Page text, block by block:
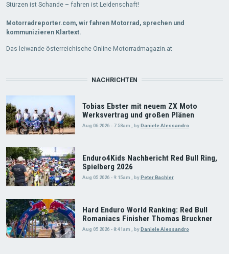
Stürzen ist Schande – fahren ist Leidenschaft!
Motorradreporter.com, wir fahren Motorrad, sprechen und
kommunizieren Klartext.
Das leiwande österreichische Online-Motorradmagazin.at
NACHRICHTEN
Tobias Ebster mit neuem ZX Moto
Werksvertrag und großen Plänen
Aug 06 2026 - 7:58am byDaniele Alessandro
Enduro4Kids Nachbericht Red Bull Ring,
Spielberg 2026
Aug 05 2026 - 9:15am byPeter Bachler
Hard Enduro World Ranking: Red Bull
Romaniacs Finisher Thomas Bruckner
Aug 05 2026 - 8:41am byDaniele Alessandro